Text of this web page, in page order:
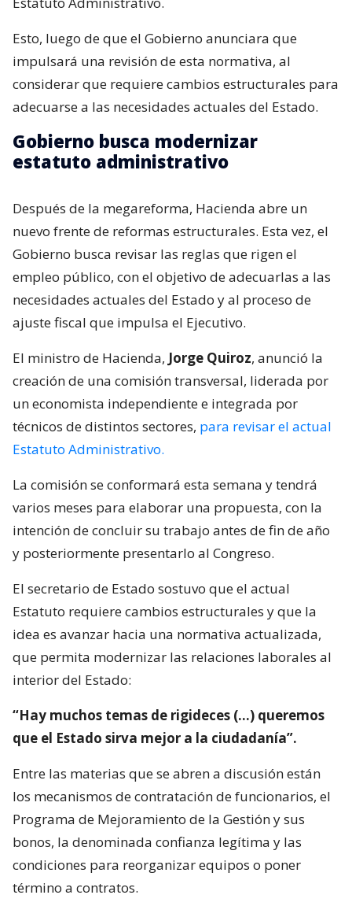
Esto, luego de que el Gobierno anunciara que
impulsará una revisión de esta normativa, al
considerar que requiere cambios estructurales para
adecuarse a las necesidades actuales del Estado.
Gobierno busca modernizar
estatuto administrativo
Después de la megareforma, Hacienda abre un
nuevo frente de reformas estructurales. Esta vez, el
Gobierno busca revisar las reglas que rigen el
empleo público, con el objetivo de adecuarlas a las
necesidades actuales del Estado y al proceso de
ajuste fiscal que impulsa el Ejecutivo.
El ministro de Hacienda, Jorge Quiroz, anunció la
creación de una comisión transversal, liderada por
un economista independiente e integrada por
técnicos de distintos sectores, para revisar el actual
Estatuto Administrativo.
La comisión se conformará esta semana y tendrá
varios meses para elaborar una propuesta, con la
intención de concluir su trabajo antes de fin de año
y posteriormente presentarlo al Congreso.
El secretario de Estado sostuvo que el actual
Estatuto requiere cambios estructurales y que la
idea es avanzar hacia una normativa actualizada,
que permita modernizar las relaciones laborales al
interior del Estado:
“Hay muchos temas de rigideces (…) queremos
que el Estado sirva mejor a la ciudadanía”.
Entre las materias que se abren a discusión están
los mecanismos de contratación de funcionarios, el
Programa de Mejoramiento de la Gestión y sus
bonos, la denominada confianza legítima y las
condiciones para reorganizar equipos o poner
término a contratos.